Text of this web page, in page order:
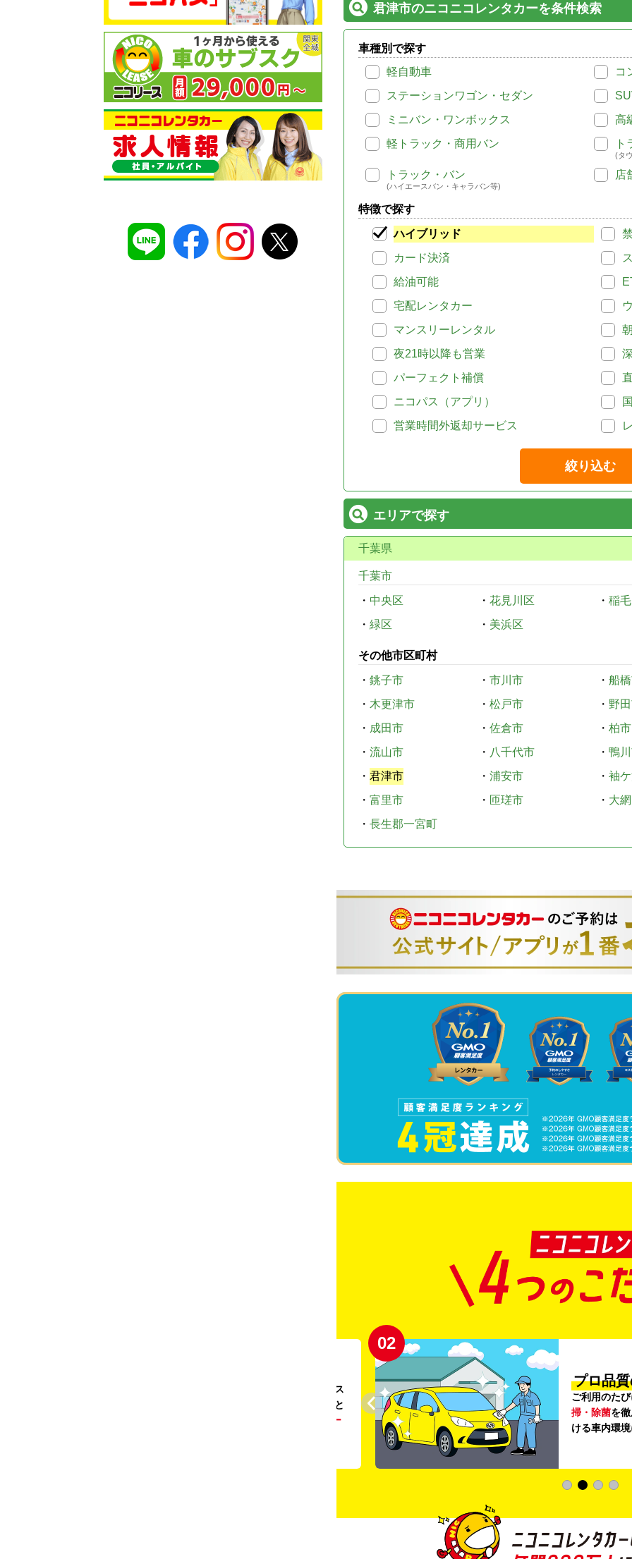
君津市のニコニコレンタカーを条件検索
車種別で探す
軽自動車
コ
ステーションワゴン・セダン
ミニバン・ワンボックス
高
軽トラック・商用バン
ト
(タ
トラック・バン
(ハイエースバン・キャラバン等)
店
特徴で探す
ハイブリッド
カード決済
給油可能
宅配レンタカー
マンスリーレンタル
夜21時以降も営業
パーフェクト補償
ニコパス（アプリ）
営業時間外返却サービス
絞り込む
エリアで探す
千葉県
千葉市
・ 中央区 ・ 花見川区 ・ 稲
・ 緑区 ・ 美浜区
その他市区町村
・ 銚子市 ・ 市川市 ・ 船
・ 木更津市 ・ 松戸市 ・ 野
・ 成田市 ・ 佐倉市 ・ 柏市
・ 流山市 ・ 八千代市 ・ 鴨
・ 君津市 ・ 浦安市 ・ 袖
・ 富里市 ・ 匝瑳市 ・ 大
・ 長生郡一宮町
。ガソリンス
タンドや整備工場の既存インフラを活用すること
リー
02
プロ品
ご利用のた
掃・除菌を
ける車内環